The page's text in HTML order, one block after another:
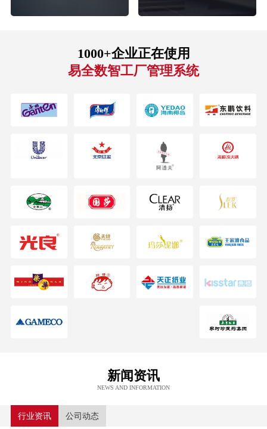
1000+企业正在使用
易全数智工厂管理系统
新闻资讯
NEWS AND INFORMATION
行业资讯 公司动态